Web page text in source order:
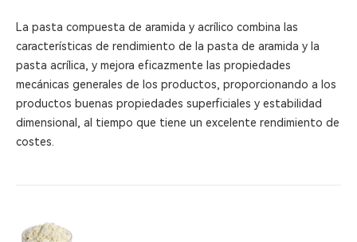
La pasta compuesta de aramida y acrílico combina las
características de rendimiento de la pasta de aramida y la
pasta acrílica, y mejora eficazmente las propiedades
mecánicas generales de los productos, proporcionando a los
productos buenas propiedades superficiales y estabilidad
dimensional, al tiempo que tiene un excelente rendimiento de
costes.